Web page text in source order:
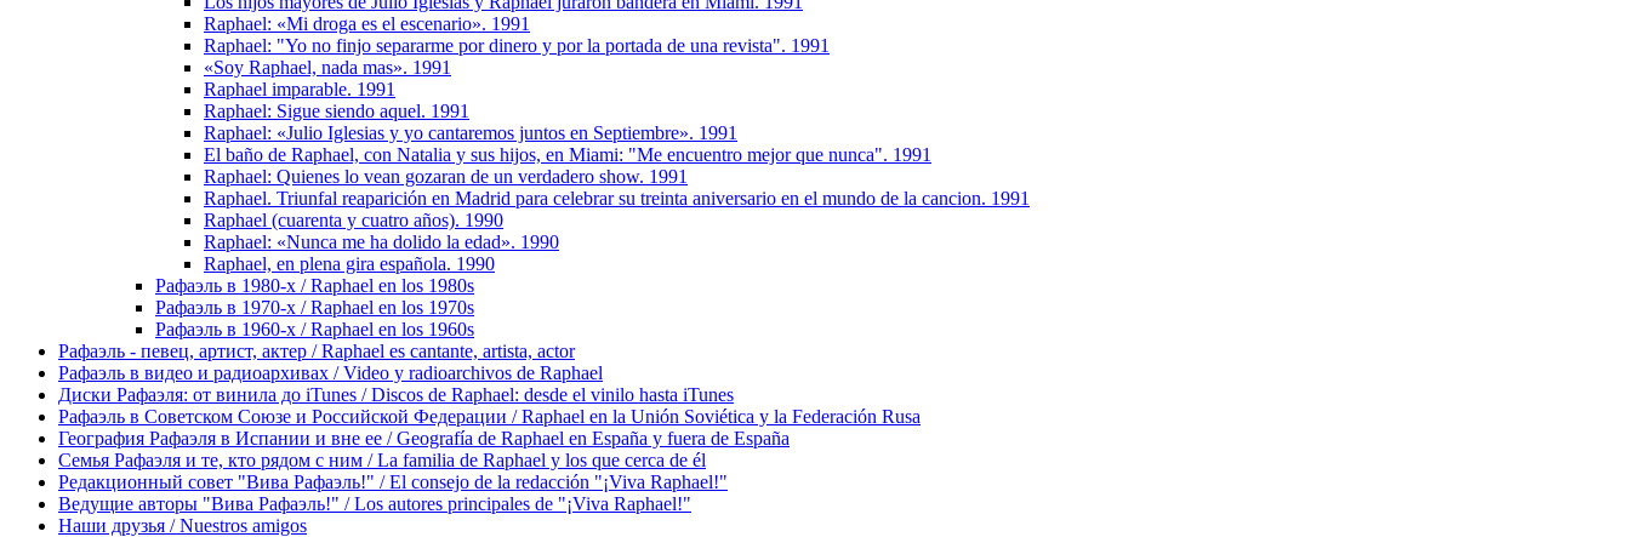
Raphael: «Mi droga es el escenario». 1991
Raphael: "Yo no finjo separarme por dinero y por la portada de una revista". 1991
«Soy Raphael, nada mas». 1991
Raphael imparable. 1991
Raphael: Sigue siendo aquel. 1991
Raphael: «Julio Iglesias y yo cantaremos juntos en Septiembre». 1991
El baño de Raphael, con Natalia y sus hijos, en Miami: "Me encuentro mejor que nunca". 1991
Raphael: Quienes lo vean gozaran de un verdadero show. 1991
Raphael. Triunfal reaparición en Madrid para celebrar su treinta aniversario en el mundo de la cancion. 1991
Raphael (cuarenta y cuatro años). 1990
Raphael: «Nunca me ha dolido la edad». 1990
Raphael, en plena gira española. 1990
Рафаэль в 1980-х / Raphael en los 1980s
Рафаэль в 1970-х / Raphael en los 1970s
Рафаэль в 1960-х / Raphael en los 1960s
Рафаэль - певец, артист, актер / Raphael es cantante, artista, actor
Рафаэль в видео и радиоархивах / Video y radioarchivos de Raphael
Диски Рафаэля: от винила до iTunes / Discos de Raphael: desde el vinilo hasta iTunes
Рафаэль в Советском Союзе и Российской Федерации / Raphael en la Unión Soviética y la Federación Rusa
География Рафаэля в Испании и вне ее / Geografía de Raphael en España y fuera de España
Семья Рафаэля и те, кто рядом с ним / La familia de Raphael y los que cerca de él
Редакционный совет "Вива Рафаэль!" / El consejo de la redacción "¡Viva Raphael!"
Ведущие авторы "Вива Рафаэль!" / Los autores principales de "¡Viva Raphael!"
Наши друзья / Nuestros amigos